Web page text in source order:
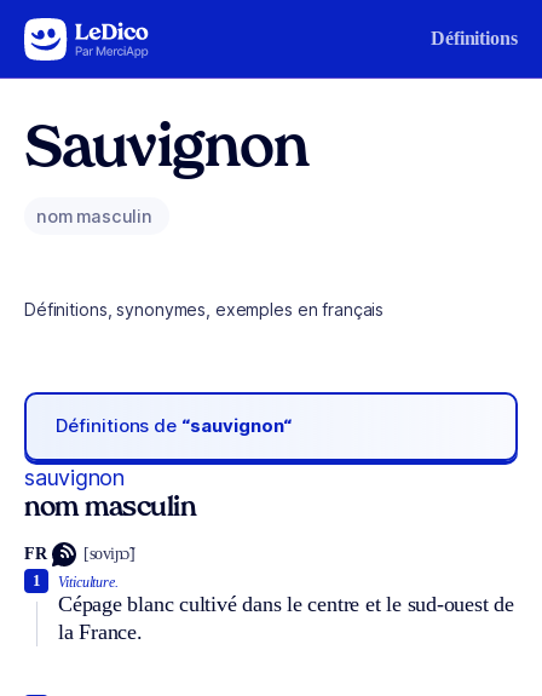
Aller au contenu Définitions
Sauvignon
nom masculin
Définitions, synonymes, exemples en français
Définitions de “sauvignon“
sauvignon
nom masculin
FR [soviɲɔ̃]
Viticulture.
Cépage blanc cultivé dans le centre et le sud-ouest de
la France.
1